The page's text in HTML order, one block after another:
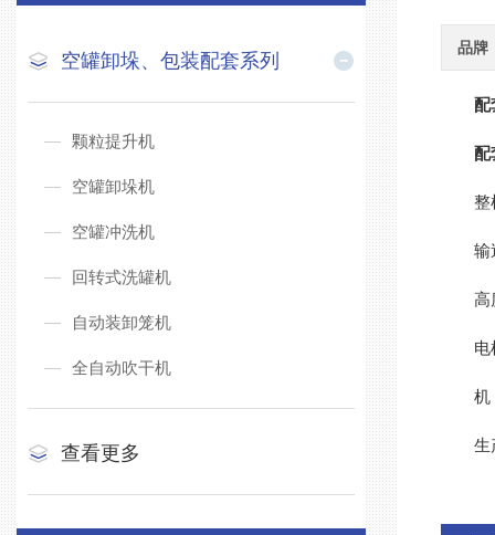
空罐卸垛、包装配套系列
颗粒提升机
空罐卸垛机
空罐冲洗机
回转式洗罐机
自动装卸笼机
全自动吹干机
查看更多
品牌
配
配
整机
输送
高度
电机
机
生产